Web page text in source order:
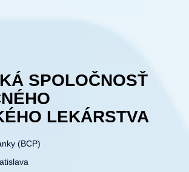
SPOLOČNOSŤ
LEKÁRSTVA
(BCP)